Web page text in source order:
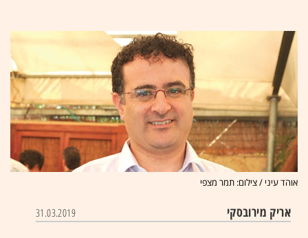
אוהד עיני / צילום: תמר מצפי
אריק מירובסקי 31.03.2019